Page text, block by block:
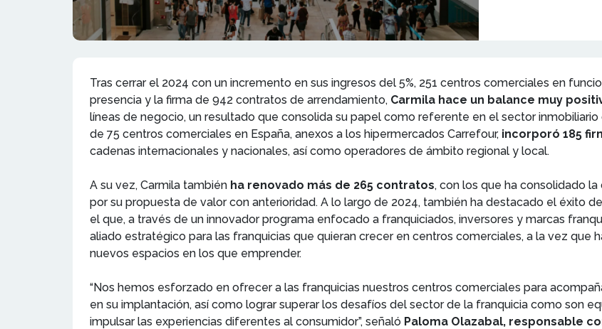
Tras cerrar el 2024 con un incremento en sus ingresos del 5%, 251 centros comerciales en
presencia y la firma de 942 contratos de arrendamiento, Carmila hace un balance muy
líneas de negocio, un resultado que consolida su papel como referente en el sector
de 75 centros comerciales en España, anexos a los hipermercados Carrefour, incorporó 185
cadenas internacionales y nacionales, así como operadores de ámbito regional y local.
A su vez, Carmila también ha renovado más de 265 contratos, con los que ha consolidado
por su propuesta de valor con anterioridad. A lo largo de 2024, también ha destacado el éxito
el que, a través de un innovador programa enfocado a franquiciados, inversores y marcas
aliado estratégico para las franquicias que quieran crecer en centros comerciales, a la vez que
nuevos espacios en los que emprender.
“Nos hemos esforzado en ofrecer a las franquicias nuestros centros comerciales para
en su implantación, así como lograr superar los desafíos del sector de la franquicia como son
impulsar las experiencias diferentes al consumidor”, señaló Paloma Olazabal, responsable